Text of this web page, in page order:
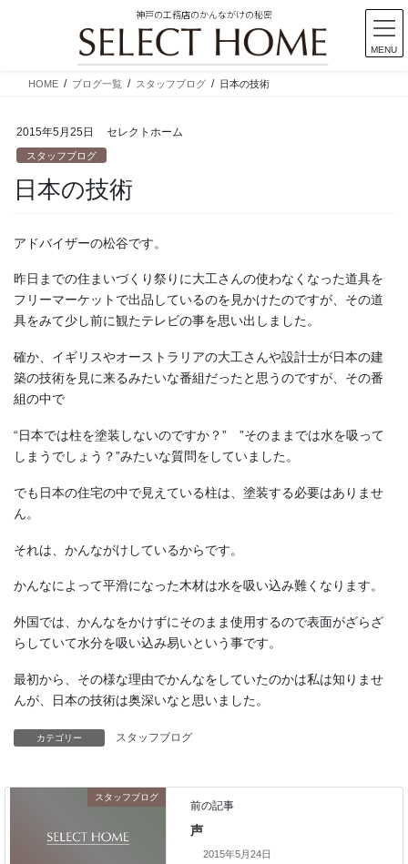
神戸の工務店のかんながけの秘密
HOME ブログ一覧 スタッフブログ 日本の技術
2015年5月25日 セレクトホーム
スタッフブログ
日本の技術
アドバイザーの松谷です。
昨日までの住まいづくり祭りに大工さんの使わなくなった道具を
フリーマーケットで出品しているのを見かけたのですが、その道
具をみて少し前に観たテレビの事を思い出しました。
確か、イギリスやオーストラリアの大工さんや設計士が日本の建
築の技術を見に来るみたいな番組だったと思うのですが、その番
組の中で
“日本では柱を塗装しないのですか？” ”そのままでは水を吸って
しまうでしょう？”みたいな質問をしていました。
でも日本の住宅の中で見えている柱は、塗装する必要はありませ
ん。
それは、かんながけしているからです。
かんなによって平滑になった木材は水を吸い込み難くなります。
外国では、かんなをかけずにそのまま使用するので表面がざらざ
らしていて水分を吸い込み易いという事です。
最初から、その様な理由でかんなをしていたのかは私は知りませ
んが、日本の技術は奥深いなと思いました。
カテゴリー スタッフブログ
スタッフブログ
前の記事
声
2015年5月24日
MENU